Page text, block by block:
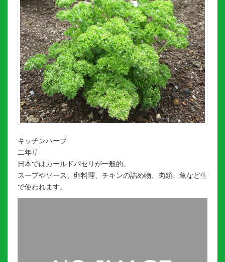
キッチンハーブ
二年草
日本ではカールドパセリが一般的。
スープやソース、卵料理、チキンの詰め物、肉類、魚など生
で使われます。